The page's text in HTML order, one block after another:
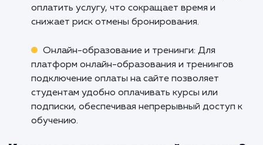
Кому подходит данный продукт?
Интернет-магазины: Услуга подключения
оплаты на сайте идеально подходит для
интернет-магазинов, позволяя им принимать
онлайн-платежи от клиентов. Это упрощает
процесс покупки, увеличивает удобство для